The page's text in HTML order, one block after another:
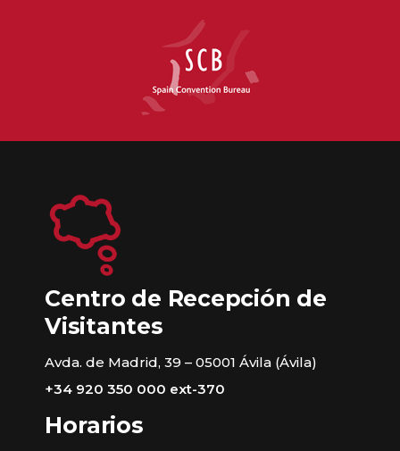
Centro de Recepción de
Visitantes
Avda. de Madrid, 39 – 05001 Ávila (Ávila)
+34 920 350 000 ext-370
Horarios